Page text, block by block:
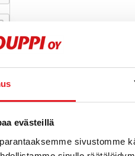
evästeillä
sivustomme